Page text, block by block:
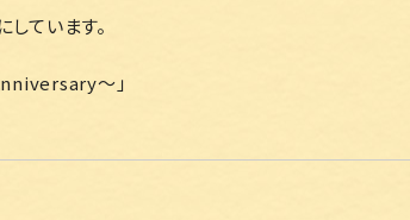
ています。
～」